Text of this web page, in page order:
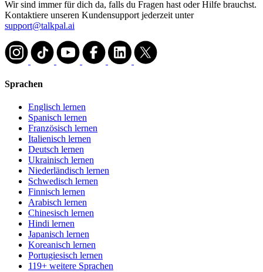
Wir sind immer für dich da, falls du Fragen hast oder Hilfe brauchst.
Kontaktiere unseren Kundensupport jederzeit unter
support@talkpal.ai
Sprachen
Englisch lernen
Spanisch lernen
Französisch lernen
Italienisch lernen
Deutsch lernen
Ukrainisch lernen
Niederländisch lernen
Schwedisch lernen
Finnisch lernen
Arabisch lernen
Chinesisch lernen
Hindi lernen
Japanisch lernen
Koreanisch lernen
Portugiesisch lernen
119+ weitere Sprachen